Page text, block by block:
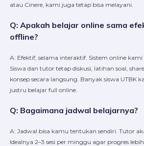
atau Cinere, kami juga tetap bisa melayani.
Q: Apakah belajar online sama
offline?
A: Efektif, selama interaktif. Sistem online
Siswa dan tutor tetap diskusi, latihan soal,
konsep secara langsung. Banyak siswa UTBK
justru belajar full online.
Q: Bagaimana jadwal belajarnya?
A: Jadwal bisa kamu tentukan sendiri. Tutor
Idealnya 2–3 sesi per minggu agar progres lebih